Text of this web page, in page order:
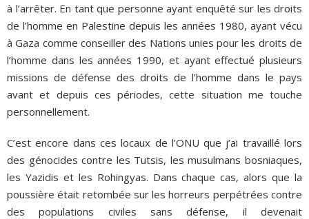
à l’arrêter. En tant que personne ayant enquêté sur les droits
de l’homme en Palestine depuis les années 1980, ayant vécu
à Gaza comme conseiller des Nations unies pour les droits de
l’homme dans les années 1990, et ayant effectué plusieurs
missions de défense des droits de l’homme dans le pays
avant et depuis ces périodes, cette situation me touche
personnellement.
C’est encore dans ces locaux de l’ONU que j’ai travaillé lors
des génocides contre les Tutsis, les musulmans bosniaques,
les Yazidis et les Rohingyas. Dans chaque cas, alors que la
poussière était retombée sur les horreurs perpétrées contre
des populations civiles sans défense, il devenait